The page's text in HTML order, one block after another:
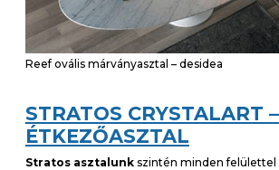
Reef ovális márványasztal – desidea
STRATOS CRYSTALART –
ÉTKEZŐASZTAL
Stratos asztalunkszintén minden felülettel